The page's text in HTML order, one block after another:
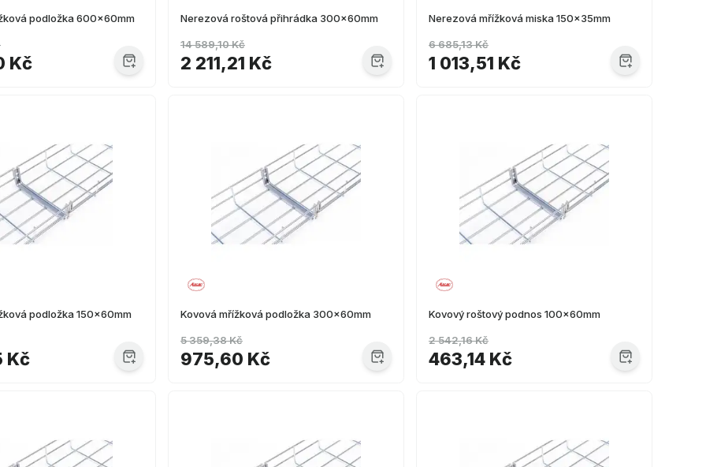
podložka 600x60mm
Kč
Nerezová roštová přihrádka 300x60mm
2 211,21 Kč
14 589,10 Kč
Nerezová mřížková miska 150x35mm
1 013,51 Kč
6 685,13 Kč
podložka 150x60mm
Kč
Kovová mřížková podložka 300x60mm
975,60 Kč
5 359,38 Kč
Kovový roštový podnos 100x60mm
463,14 Kč
2 542,16 Kč